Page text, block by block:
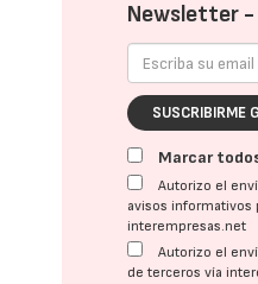
Newsletter -
SUSCRIBIRME
Marcar
Autorizo el
avisos informativos
interempresas.net
Autorizo el
de terceros vía